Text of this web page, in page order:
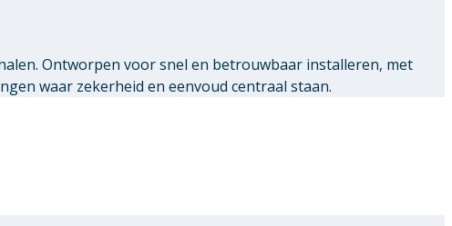
Ontworpen voor snel en betrouwbaar installeren, met
waar zekerheid en eenvoud centraal staan.